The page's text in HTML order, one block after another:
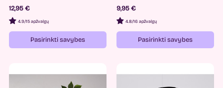
12,95 €
4.9/15 apžvalgų
Pasirinkti savybes
9,95 €
4.8/16 apžvalgų
Pasirinkti savybes